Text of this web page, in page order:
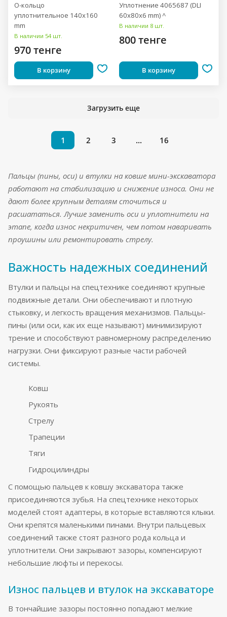
О-кольцо
уплотнительное 140x160
mm
В наличии 54 шт.
970 тенге
В корзину
Уплотнение 4065687 (DLI
60x80x6 mm) ^
В наличии 8 шт.
800 тенге
В корзину
Загрузить еще
1 2 3 ... 16
Пальцы (пины, оси) и втулки на ковше мини-экскаватора
работают на стабилизацию и снижение износа. Они не
дают более крупным деталям сточиться и
расшататься. Лучше заменить оси и уплотнители на
этапе, когда износ некритичен, чем потом наваривать
проушины или ремонтировать стрелу.
Важность надежных соединений
Втулки и пальцы на спецтехнике соединяют крупные
подвижные детали. Они обеспечивают и плотную
стыковку, и легкость вращения механизмов. Пальцы-
пины (или оси, как их еще называют) минимизируют
трение и способствуют равномерному распределению
нагрузки. Они фиксируют разные части рабочей
системы.
Ковш
Рукоять
Стрелу
Трапеции
Тяги
Гидроцилиндры
С помощью пальцев к ковшу экскаватора также
присоединяются зубья. На спецтехнике некоторых
моделей стоят адаптеры, в которые вставляются клыки.
Они крепятся маленькими пинами. Внутри пальцевых
соединений также стоят разного рода кольца и
уплотнители. Они закрывают зазоры, компенсируют
небольшие люфты и перекосы.
Износ пальцев и втулок на экскаваторе
В тончайшие зазоры постоянно попадают мелкие